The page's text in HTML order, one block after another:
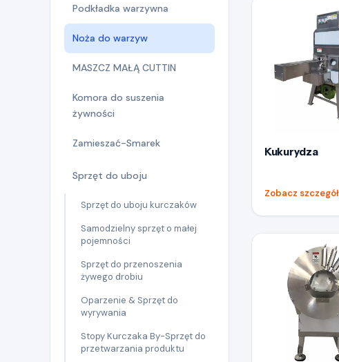
Podkładka warzywna
Noża do warzyw
MASZCZ MAŁĄ CUTTIN
Komora do suszenia
żywności
Zamieszać-Smarek
Sprzęt do uboju
Sprzęt do uboju kurczaków
Samodzielny sprzęt o małej
pojemności
Sprzęt do przenoszenia
żywego drobiu
Oparzenie & Sprzęt do
wyrywania
Stopy Kurczaka By-Sprzęt do
przetwarzania produktu
Kukurydza
Zobacz